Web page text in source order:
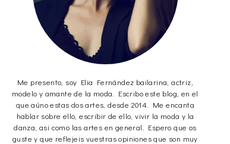
Me presento, soy Elia Fernández bailarina, actriz,
modelo y amante de la moda. Escribo este blog, en el
que aúno estas dos artes, desde 2014. Me encanta
hablar sobre ello, escribir de ello, vivir la moda y la
danza, asi como las artes en general. Espero que os
guste y que reflejeis vuestras opiniones que son muy